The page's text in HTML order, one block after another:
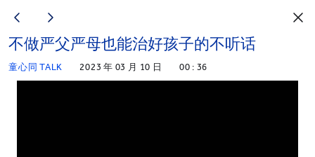
不做严父严母也能治好孩子的不听话
童心同 TALK 2023 年 03 月 10 日 00 : 36